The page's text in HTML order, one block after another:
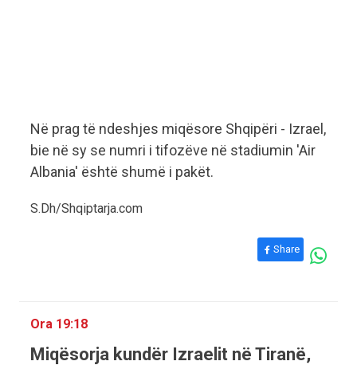
Në prag të ndeshjes miqësore Shqipëri - Izrael,
bie në sy se numri i tifozëve në stadiumin 'Air
Albania' është shumë i pakët.
S.Dh/Shqiptarja.com
Share
Ora 19:18
Miqësorja kundër Izraelit në Tiranë,